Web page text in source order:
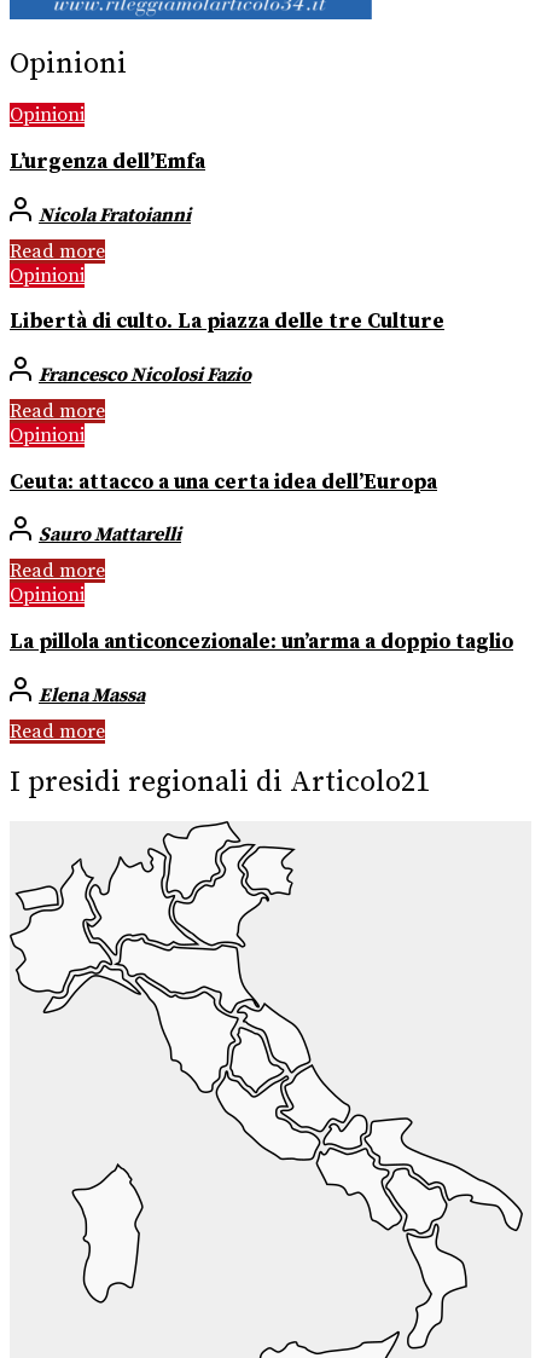
Opinioni
Opinioni
L’urgenza dell’Emfa
Nicola Fratoianni
Read more
Opinioni
Libertà di culto. La piazza delle tre Culture
Francesco Nicolosi Fazio
Read more
Opinioni
Ceuta: attacco a una certa idea dell’Europa
Sauro Mattarelli
Read more
Opinioni
La pillola anticoncezionale: un’arma a doppio taglio
Elena Massa
Read more
I presidi regionali di Articolo21